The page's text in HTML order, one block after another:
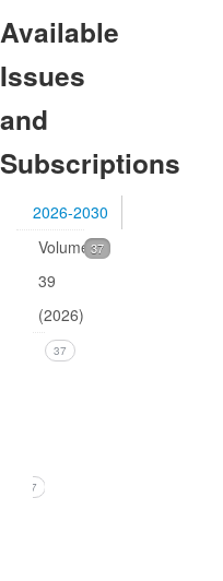
Available
Issues
and
Subscriptions
2026-2030
37
Volume
39
(2026)
37
Issue
37